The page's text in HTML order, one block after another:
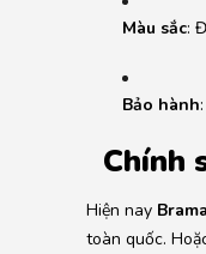
Màu sắc:
Bảo hành
Chính
Hiện nay
toàn quốc.